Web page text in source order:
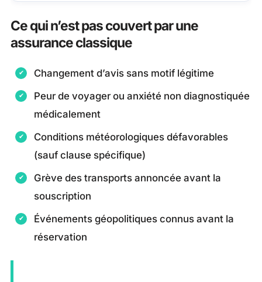
Ce qui n’est pas couvert par une
assurance classique
Changement d’avis sans motif légitime
Peur de voyager ou anxiété non diagnostiquée
médicalement
Conditions météorologiques défavorables
(sauf clause spécifique)
Grève des transports annoncée avant la
souscription
Événements géopolitiques connus avant la
réservation